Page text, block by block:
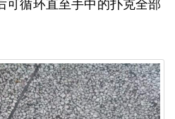
可循环直至手中的扑克全部